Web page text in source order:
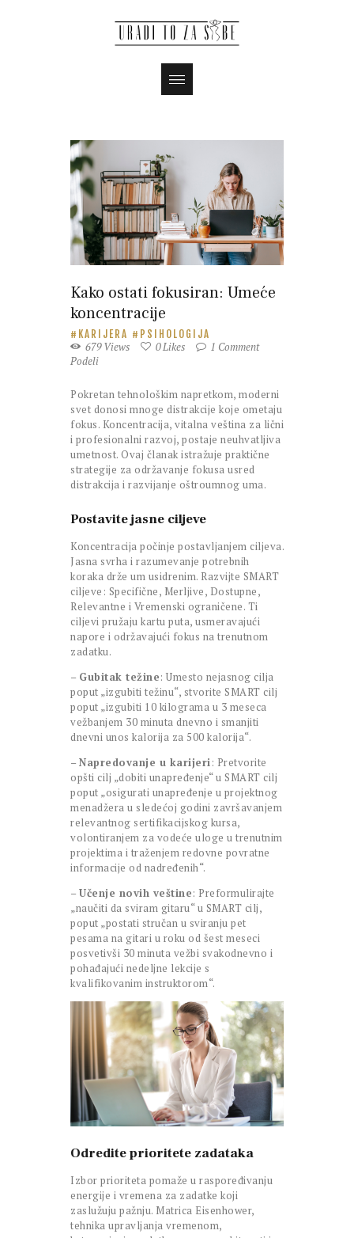
Kako ostati fokusiran: Umeće
koncentracije
KARIJERA PSIHOLOGIJA
679Views 0Likes 1 Comment
Podeli
Pokretan tehnološkim napretkom, moderni
svet donosi mnoge distrakcije koje ometaju
fokus. Koncentracija, vitalna veština za lični
i profesionalni razvoj, postaje neuhvatljiva
umetnost. Ovaj članak istražuje praktične
strategije za održavanje fokusa usred
distrakcija i razvijanje oštroumnog uma.
Postavite jasne ciljeve
Koncentracija počinje postavljanjem ciljeva.
Jasna svrha i razumevanje potrebnih
koraka drže um usidrenim. Razvijte SMART
ciljeve: Specifične, Merljive, Dostupne,
Relevantne i Vremenski ograničene. Ti
ciljevi pružaju kartu puta, usmeravajući
napore i održavajući fokus na trenutnom
zadatku.
– Gubitak težine: Umesto nejasnog cilja
poput „izgubiti težinu“, stvorite SMART cilj
poput „izgubiti 10 kilograma u 3 meseca
vežbanjem 30 minuta dnevno i smanjiti
dnevni unos kalorija za 500 kalorija“.
– Napredovanje u karijeri: Pretvorite
opšti cilj „dobiti unapređenje“ u SMART cilj
poput „osigurati unapređenje u projektnog
menadžera u sledećoj godini završavanjem
relevantnog sertifikacijskog kursa,
volontiranjem za vodeće uloge u trenutnim
projektima i traženjem redovne povratne
informacije od nadređenih“.
– Učenje novih veštine: Preformulirajte
„naučiti da sviram gitaru“ u SMART cilj,
poput „postati stručan u sviranju pet
pesama na gitari u roku od šest meseci
posvetivši 30 minuta vežbi svakodnevno i
pohađajući nedeljne lekcije s
kvalifikovanim instruktorom“.
Odredite prioritete zadataka
Izbor prioriteta pomaže u raspoređivanju
energije i vremena za zadatke koji
zaslužuju pažnju. Matrica Eisenhower,
tehnika upravljanja vremenom,